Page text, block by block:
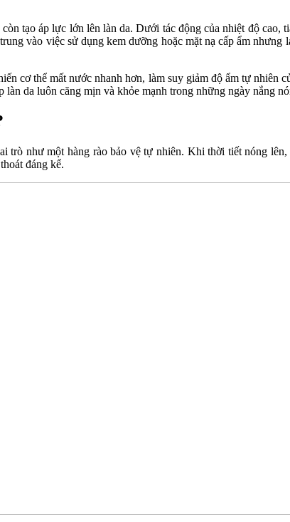
tạo áp lực lớn lên làn da. Dưới tác động của nhiệt độ
vào việc sử dụng kem dưỡng hoặc mặt nạ cấp ẩm
cơ thể mất nước nhanh hơn, làm suy giảm độ ẩm tự nhiên
da luôn căng mịn và khỏe mạnh trong những ngày nắng
trò như một hàng rào bảo vệ tự nhiên. Khi thời tiết nóng
đáng kể.